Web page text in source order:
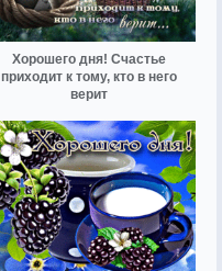
Хорошего дня! Счастье
приходит к тому, кто в него
верит